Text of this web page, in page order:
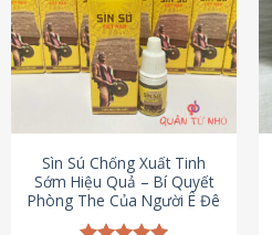
Sìn Sú Chống Xuất Tinh
Sớm Hiệu Quả – Bí Quyết
Phòng The Của Người Ê Đê